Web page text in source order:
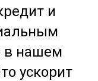
и
в нашем
ускорит